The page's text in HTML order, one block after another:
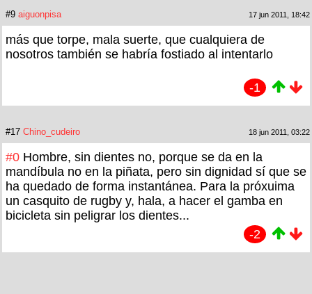
#9 aiguonpisa 17 jun 2011, 18:42
más que torpe, mala suerte, que cualquiera de
nosotros también se habría fostiado al intentarlo
-1
#17 Chino_cudeiro 18 jun 2011, 03:22
#0 Hombre, sin dientes no, porque se da en la
mandíbula no en la piñata, pero sin dignidad sí que se
ha quedado de forma instantánea. Para la próxuima
un casquito de rugby y, hala, a hacer el gamba en
bicicleta sin peligrar los dientes...
-2